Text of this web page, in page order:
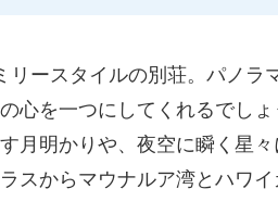
ースタイルの別荘。パノ
心を一つにしてくれるでし
月明かりや、夜空に瞬く星
スからマウナルア湾とハワ